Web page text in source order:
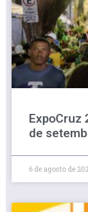
ExpoCruz
de
6 de agosto de